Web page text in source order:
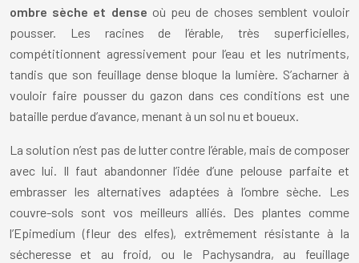
ombre sèche et dense où peu de choses semblent vouloir
pousser. Les racines de l’érable, très superficielles,
compétitionnent agressivement pour l’eau et les nutriments,
tandis que son feuillage dense bloque la lumière. S’acharner à
vouloir faire pousser du gazon dans ces conditions est une
bataille perdue d’avance, menant à un sol nu et boueux.
La solution n’est pas de lutter contre l’érable, mais de composer
avec lui. Il faut abandonner l’idée d’une pelouse parfaite et
embrasser les alternatives adaptées à l’ombre sèche. Les
couvre-sols sont vos meilleurs alliés. Des plantes comme
l’Epimedium (fleur des elfes), extrêmement résistante à la
sécheresse et au froid, ou le Pachysandra, au feuillage